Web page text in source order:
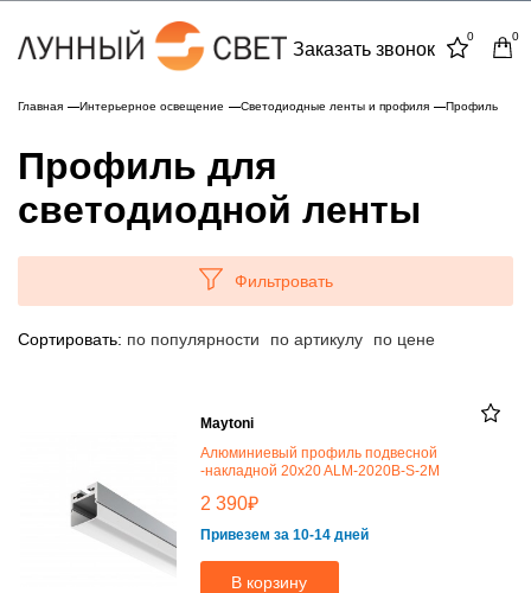
Заказать звонок
0 0
Главная Интерьерное освещение Светодиодные ленты и профиля Профиль
Профиль для
светодиодной ленты
Фильтровать
Сортировать: по популярности по артикулу по цене
Maytoni
Алюминиевый профиль подвесной
-накладной 20x20 ALM-2020B-S-2M
2 390₽
Привезем за 10-14 дней
В корзину